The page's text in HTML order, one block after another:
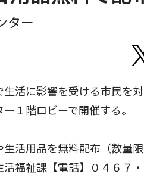
ター
活に影響を受ける市民を
１階ロビーで開催する。
活用品を無料配布（数量
活福祉課【電話】０４６７